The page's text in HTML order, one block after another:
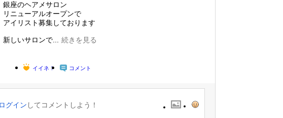
銀座のヘアメサロン
リニューアルオープンで
アイリスト募集しております
新しいサロンで... 続きを見る
イイネ！ コメント
グイン してコメントしよう！